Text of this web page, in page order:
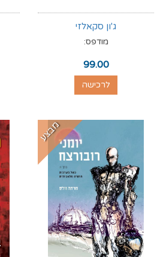
ג'ון סקאלזי
מודפס:
99.00
לרכישה
מבצע